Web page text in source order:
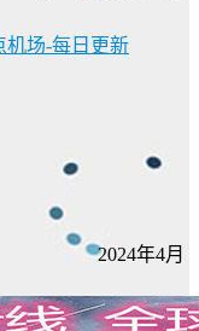
机场-每日更新
2024年4月